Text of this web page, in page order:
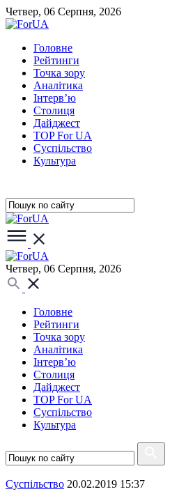
Четвер, 06 Серпня, 2026
Головне
Рейтинги
Точка зору
Аналітика
Інтерв’ю
Столиця
Дайджест
TOP For UA
Суспiльство
Культура
Четвер, 06 Серпня, 2026
Головне
Рейтинги
Точка зору
Аналітика
Інтерв’ю
Столиця
Дайджест
TOP For UA
Суспiльство
Культура
Суспiльство 20.02.2019 15:37